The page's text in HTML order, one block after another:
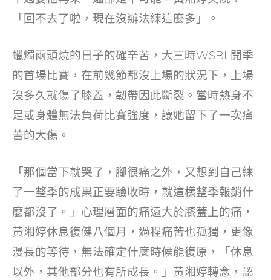
「回不去了啦，現在沒辦法練這麼多」。
蠟燭兩頭燒的日子的確辛苦，大三時WSBL開季
的首場比賽，在前幾節都沒上場的狀況下，上場
沒多久就傷了膝蓋，韌帶因此斷裂。當時熱身不
足或身體無法負荷比賽強度，讓她留下了一次痛
苦的大傷。
「那個當下就哭了，腳很痛之外，又想到自己練
了一整季的成果正要驗收時，就這樣整季報銷什
麼都沒了。」心理層面的痛遠大於膝蓋上的痛，
黃湘婷休息復健八個月，過程痛苦也孤獨，更像
漫長的等待，無法確定什麼時候能復原，「休息
以外，其他部分也有所成長。」黃湘婷轉念，認